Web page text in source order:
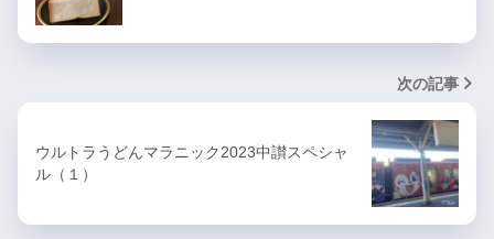
次の記事
ウルトラうどんマラニック2023中讃スペシャ
ル（１）